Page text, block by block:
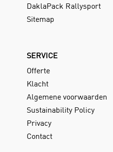
DaklaPack Rallysport
Sitemap
SERVICE
Offerte
Klacht
Algemene voorwaarden
Sustainability Policy
Privacy
Contact